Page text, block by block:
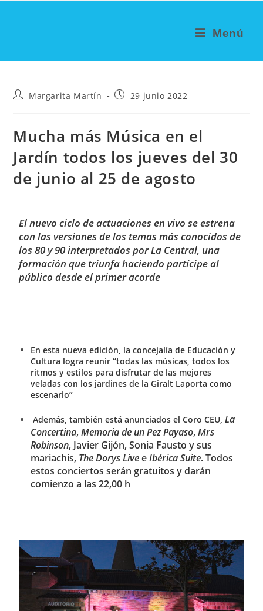
Menú
Margarita Martín 29 junio 2022
Mucha más Música en el
Jardín todos los jueves del 30
de junio al 25 de agosto
El nuevo ciclo de actuaciones en vivo se estrena
con las versiones de los temas más conocidos de
los 80 y 90 interpretados por La Central, una
formación que triunfa haciendo partícipe al
público desde el primer acorde
En esta nueva edición, la concejalía de Educación y
Cultura logra reunir “todas las músicas, todos los
ritmos y estilos para disfrutar de las mejores
veladas con los jardines de la Giralt Laporta como
escenario”
Además, también está anunciados el Coro CEU,La
Concertina,Memoria de un Pez Payaso,Mrs
Robinson, Javier Gijón, Sonia Fausto y sus
mariachis, The Dorys LiveeIbérica Suite. Todos
estos conciertos serán gratuitos y darán
comienzo a las 22,00 h